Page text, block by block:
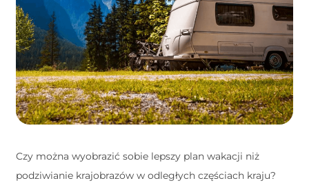
Czy można wyobrazić sobie lepszy plan wakacji niż
podziwianie krajobrazów w odległych częściach kraju?